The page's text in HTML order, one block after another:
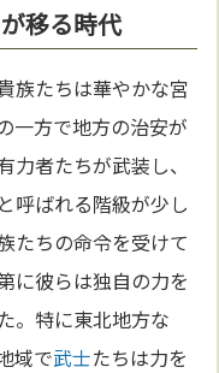
移る時代
族たちは華やかな宮
一方で地方の治安が
者たちが武装し、
呼ばれる階級が少し
たちの命令を受けて
に彼らは独自の力を
。特に東北地方な
域で武士たちは力を